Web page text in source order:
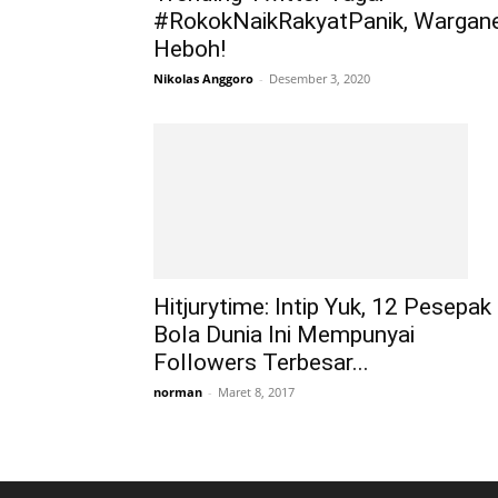
#RokokNaikRakyatPanik,
Heboh!
Nikolas Anggoro - Desember 3, 2020
Hitjurytime: Intip Yuk, 12 Pesepak
Bola Dunia Ini Mempunyai
Followers Terbesar...
norman - Maret 8, 2017